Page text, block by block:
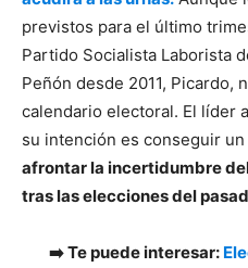
previstos para el último
Partido Socialista Laborista
Peñón desde 2011, Picardo,
calendario electoral. El líder
su intención es conseguir
afrontar la incertidumbre
tras las elecciones del
➡️ Te puede interesar: